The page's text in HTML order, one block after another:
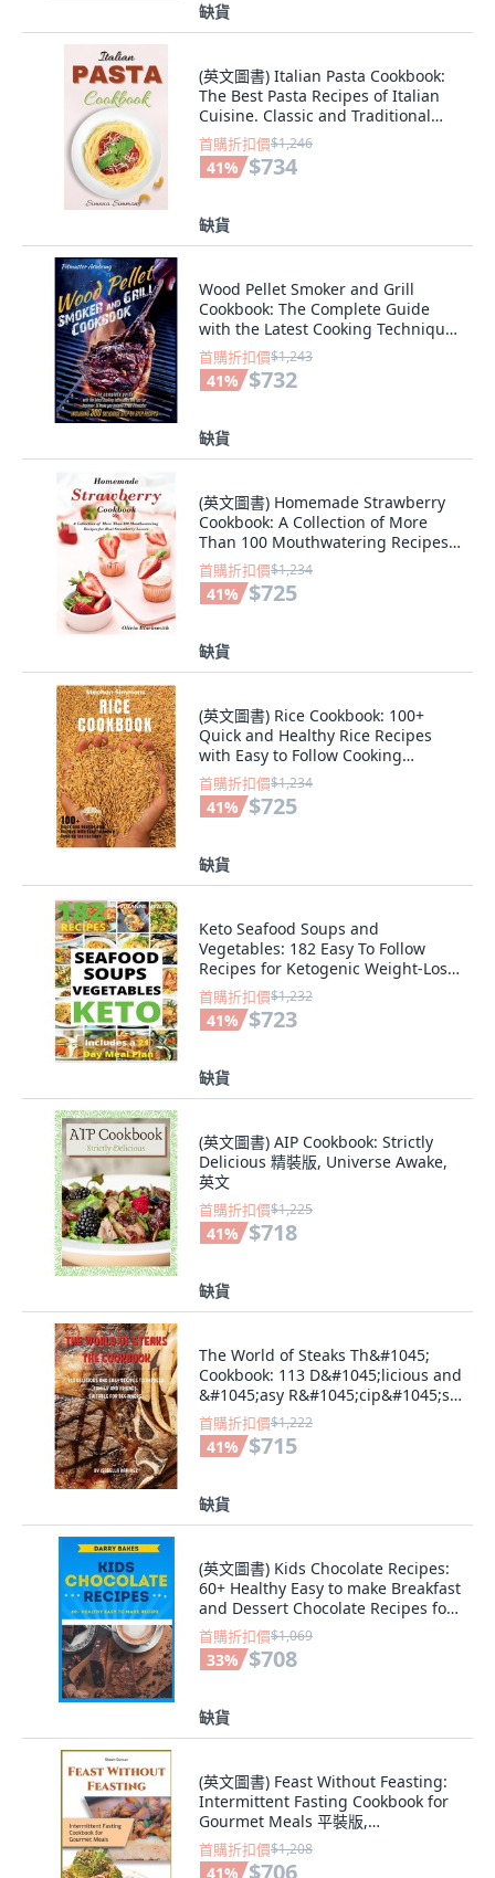
缺貨
(英文圖書) Italian Pasta Cookbook:
The Best Pasta Recipes of Italian
Cuisine. Classic and Traditional
Re... 精裝版, Simona Simmons, 英文
首購折扣價$1,246
41% $734
缺貨
Wood Pellet Smoker and Grill
Cookbook: The Complete Guide
with the Latest Cooking Techniques
and Tip... 精裝版, Charlie Creative
Lab, 英語
首購折扣價$1,243
41% $732
缺貨
(英文圖書) Homemade Strawberry
Cookbook: A Collection of More
Than 100 Mouthwatering Recipes
for Real St... 精裝版, Olivia
Blacksmith, 英文
首購折扣價$1,234
41% $725
缺貨
(英文圖書) Rice Cookbook: 100+
Quick and Healthy Rice Recipes
with Easy to Follow Cooking
Instructions 精裝版, Stephen
Simmons, 英文
首購折扣價$1,234
41% $725
缺貨
Keto Seafood Soups and
Vegetables: 182 Easy To Follow
Recipes for Ketogenic Weight-Loss
Natural Ho... 平裝版, Luca Pino, 英
文
首購折扣價$1,232
41% $723
缺貨
(英文圖書) AIP Cookbook: Strictly
Delicious 精裝版, Universe Awake,
英文
首購折扣價$1,225
41% $718
缺貨
The World of Steaks Th&#1045;
Cookbook: 113 D&#1045;licious and
&#1045;asy R&#1045;cip&#1045;s
to Im... 精裝版, Isabella Ramirez, 英
文
首購折扣價$1,222
41% $715
缺貨
(英文圖書) Kids Chocolate Recipes:
60+ Healthy Easy to make Breakfast
and Dessert Chocolate Recipes for
... 平裝版, Independently
Published, 英文
首購折扣價$1,069
33% $708
缺貨
(英文圖書) Feast Without Feasting:
Intermittent Fasting Cookbook for
Gourmet Meals 平裝版,
Intermitting Fasting, 英文
首購折扣價$1,208
41% $706